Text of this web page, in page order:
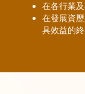
在各行業
在發展資
具效益的